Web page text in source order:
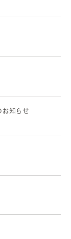
お知らせ